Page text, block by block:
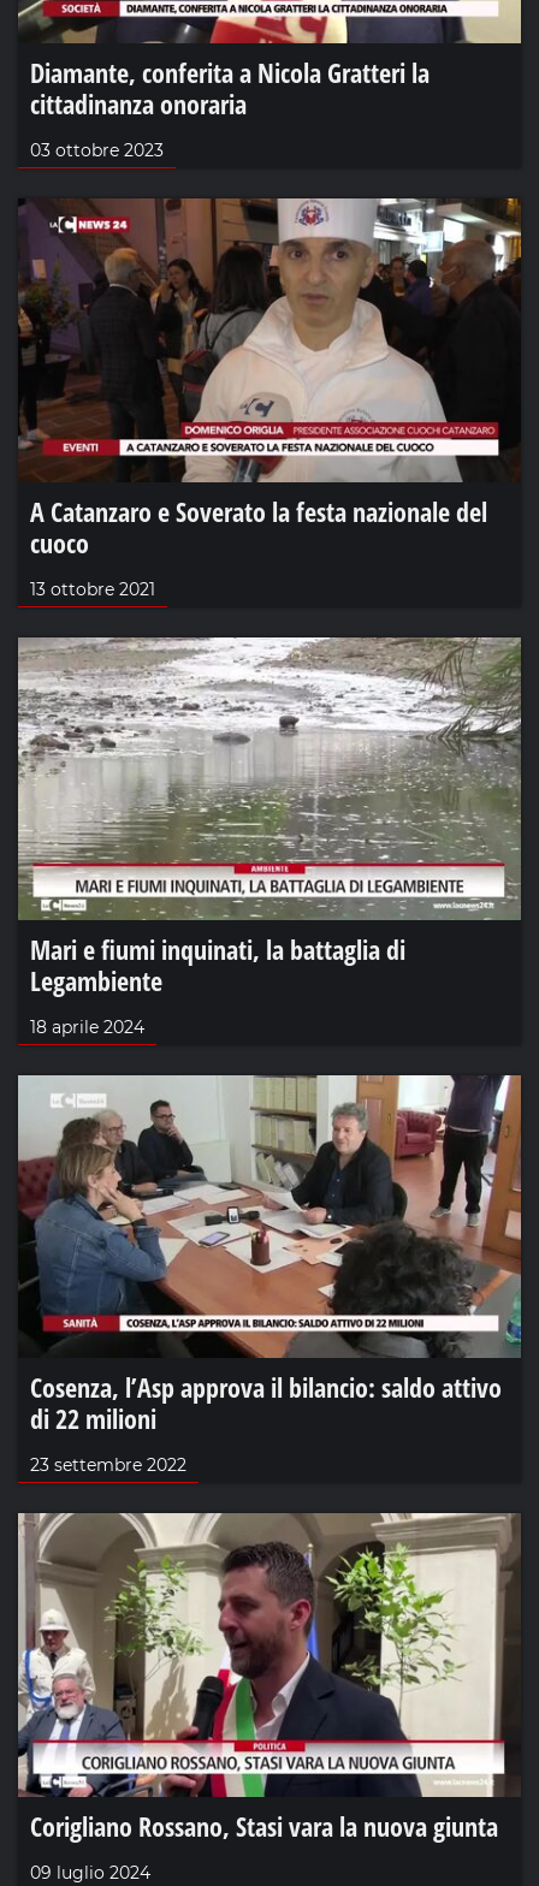
Diamante, conferita a Nicola Gratteri la
cittadinanza onoraria
03 ottobre 2023
A Catanzaro e Soverato la festa nazionale del
cuoco
13 ottobre 2021
Mari e fiumi inquinati, la battaglia di
Legambiente
18 aprile 2024
Cosenza, l’Asp approva il bilancio: saldo attivo
di 22 milioni
23 settembre 2022
Corigliano Rossano, Stasi vara la nuova giunta
09 luglio 2024